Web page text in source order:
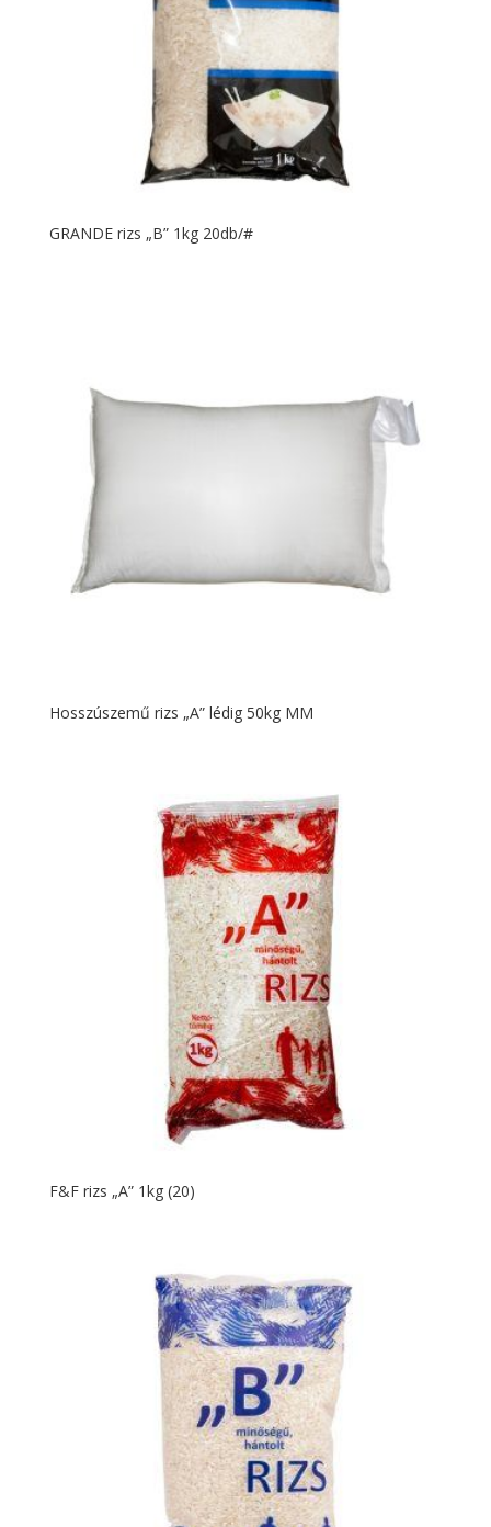
GRANDE rizs „B” 1kg 20db/#
Hosszúszemű rizs „A” lédig 50kg MM
F&F rizs „A” 1kg (20)